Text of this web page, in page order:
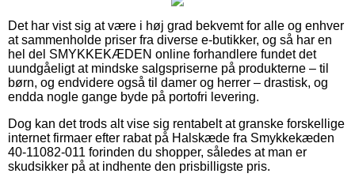
Det har vist sig at være i høj grad bekvemt for alle og enhver
at sammenholde priser fra diverse e-butikker, og så har en
hel del SMYKKEKÆDEN online forhandlere fundet det
uundgåeligt at mindske salgspriserne på produkterne – til
børn, og endvidere også til damer og herrer – drastisk, og
endda nogle gange byde på portofri levering.
Dog kan det trods alt vise sig rentabelt at granske forskellige
internet firmaer efter rabat på Halskæde fra Smykkekæden
40-11082-011 forinden du shopper, således at man er
skudsikker på at indhente den prisbilligste pris.